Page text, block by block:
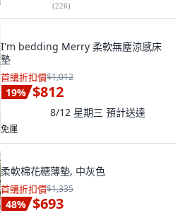
(226)
I'm bedding Merry 柔軟無塵涼感床
墊
首購折扣價$1,012
19% $812
8/12 星期三 預計送達
免運
柔軟棉花糖薄墊, 中灰色
首購折扣價$1,335
48% $693